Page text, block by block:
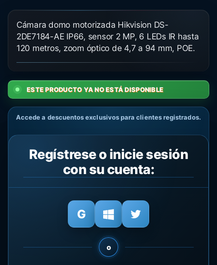
Cámara domo motorizada Hikvision DS-
2DE7184-AE IP66, sensor 2 MP, 6 LEDs IR hasta
120 metros, zoom óptico de 4,7 a 94 mm, POE.
ESTE PRODUCTO YA NO ESTÁ DISPONIBLE
Accede a descuentos exclusivos para clientes registrados.
Regístrese o inicie sesión
con su cuenta:
o